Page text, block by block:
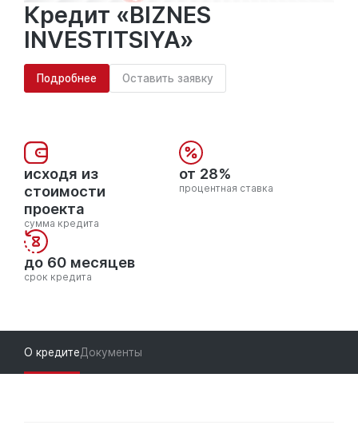
Кредит «BIZNES
INVESTITSIYA»
Подробнее Оставить заявку
исходя из
стоимости
проекта
сумма кредита
от 28%
процентная ставка
до 60 месяцев
срок кредита
О кредитеДокументы